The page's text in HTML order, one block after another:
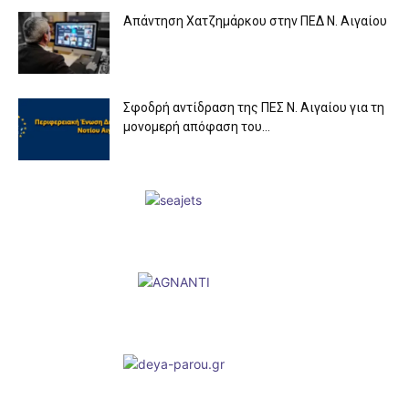
Απάντηση Χατζημάρκου στην ΠΕΔ Ν. Αιγαίου
Σφοδρή αντίδραση της ΠΕΣ Ν. Αιγαίου για τη
μονομερή απόφαση του...